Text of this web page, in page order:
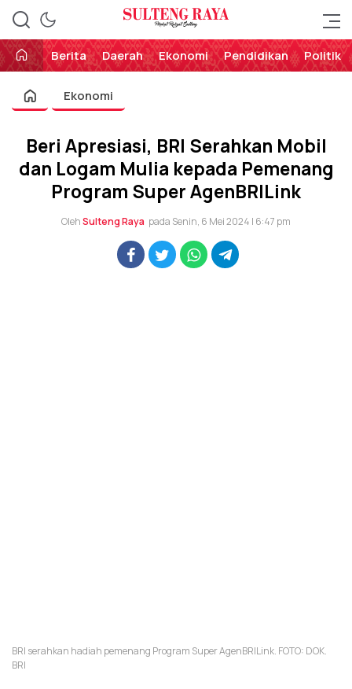
Sulteng Raya
Perekat Rakyat Sulteng
Berita
Daerah Ekonomi Pendidikan Politik
Ekonomi
Beri Apresiasi, BRI Serahkan Mobil
dan Logam Mulia kepada Pemenang
Program Super AgenBRILink
OlehSulteng Raya pada Senin, 6 Mei 2024 | 6:47 pm
BRI serahkan hadiah pemenang Program Super AgenBRILink. FOTO: DOK.
BRI